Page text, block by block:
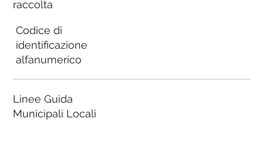
raccolta
Codice di
identificazione
alfanumerico
Linee Guida
Municipali Locali